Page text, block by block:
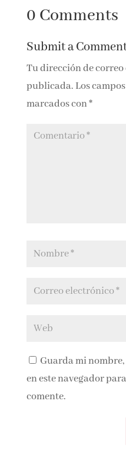
Diario de Martín
La
10
0 Comments
Submit a Comment
publicada.Los
web en este